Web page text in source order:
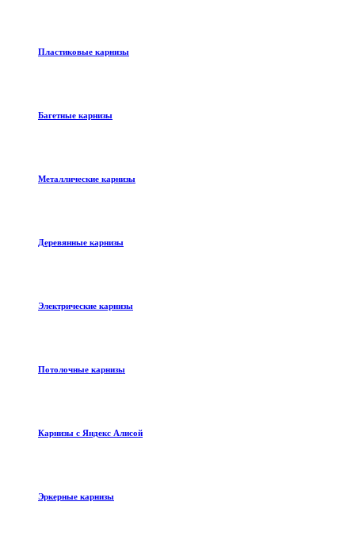
Пластиковые карнизы
Багетные карнизы
Металлические карнизы
Деревянные карнизы
Электрические карнизы
Потолочные карнизы
Карнизы с Яндекс Алисой
Эркерные карнизы